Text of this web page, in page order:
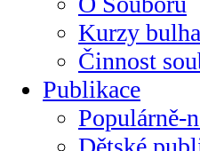
Kurzy
Činnost
Publikace
Populárně-